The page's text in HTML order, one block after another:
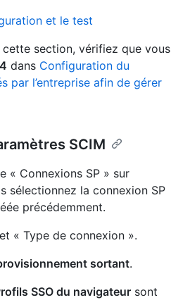
et le test
section, vérifiez que vous
dans Configuration du
par l’entreprise afin de gérer
SCIM
« Connexions SP » sur
sélectionnez la connexion SP
précédemment.
« Type de connexion ».
sortant.
SSO du navigateur sont